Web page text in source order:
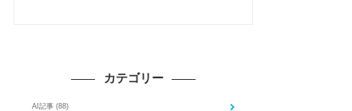
カテゴリー
AI記事 (88)